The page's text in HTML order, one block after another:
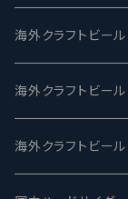
ビアへるん -
忽布古丹醸造 -
ワイマーケット
Toppling Goliath
Fair State フェア
Lagunitas ラグニ
SAIREN /サイ
ワイルドチャイル
BrewDog Brewery
gweilo-鬼佬 グウ
Heart Of
Carbon brews -
海外クラフトビー
ROCKY RIDGE -
BODRIGGY
海外クラフトビー
Jackie O's ジャッ
海外クラフトビー